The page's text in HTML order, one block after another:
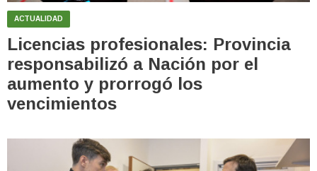
ACTUALIDAD
Licencias profesionales: Provincia
responsabilizó a Nación por el
aumento y prorrogó los
vencimientos